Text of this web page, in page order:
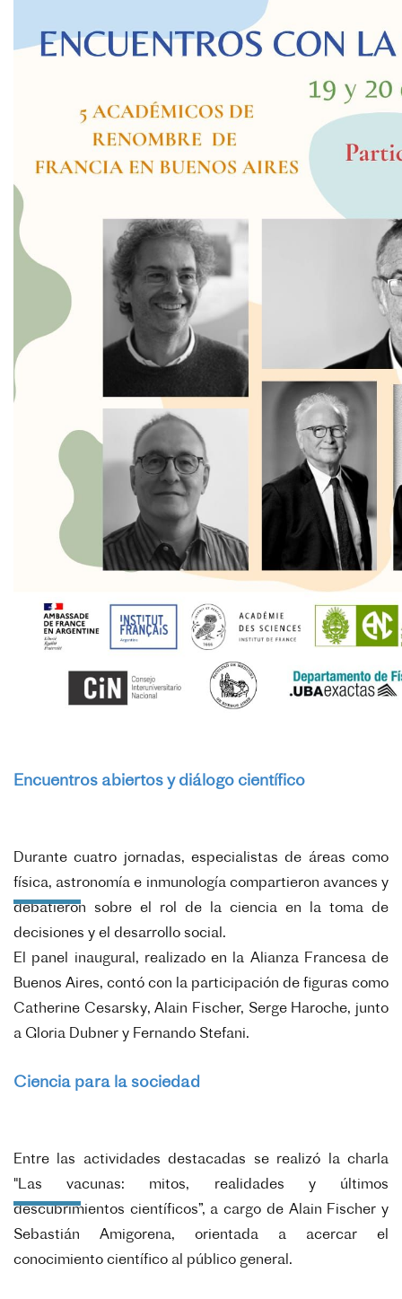
Encuentros abiertos y diálogo científico
Durante cuatro jornadas, especialistas de áreas como
física, astronomía e inmunología compartieron avances y
debatieron sobre el rol de la ciencia en la toma de
decisiones y el desarrollo social.
El panel inaugural, realizado en la Alianza Francesa de
Buenos Aires, contó con la participación de figuras como
Catherine Cesarsky, Alain Fischer, Serge Haroche, junto
a Gloria Dubner y Fernando Stefani.
Ciencia para la sociedad
Entre las actividades destacadas se realizó la charla
"Las vacunas: mitos, realidades y últimos
descubrimientos científicos”, a cargo de Alain Fischer y
Sebastián Amigorena, orientada a acercar el
conocimiento científico al público general.